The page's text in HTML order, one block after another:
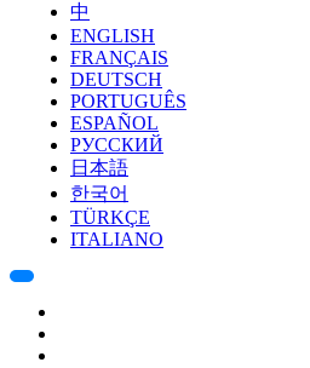
中
ENGLISH
FRANÇAIS
DEUTSCH
PORTUGUÊS
ESPAÑOL
РУССКИЙ
日本語
한국어
TÜRKÇE
ITALIANO